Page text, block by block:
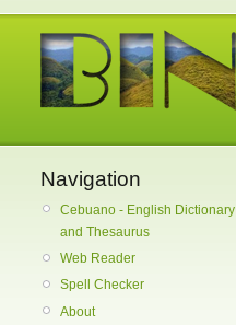
Navigation
Cebuano - English Dictionary
and Thesaurus
Web Reader
Spell Checker
About